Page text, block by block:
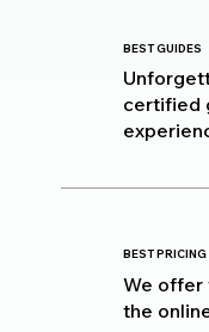
BEST GUIDES
certified
BEST PRICING
We offer
the